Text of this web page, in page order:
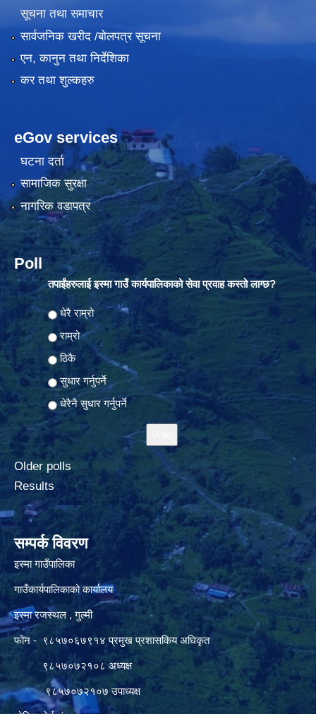
सूचना तथा समाचार
सार्वजनिक खरीद /बोलपत्र सूचना
एन, कानुन तथा निर्देशिका
कर तथा शुल्कहरु
eGov services
घटना दर्ता
सामाजिक सुरक्षा
नागरिक वडापत्र
Poll
तपाईंहरुलाई इस्मा गाउँ कार्यपालिकाको सेवा प्रवाह कस्तो लाग्छ?
Choices
धेरै राम्रो
राम्रो
ठिकै
सुधार गर्नुपर्ने
धेरैनै सुधार गर्नुपर्ने
Older polls
Results
सम्पर्क विवरण
इस्मा गाउँपालिका
गाउँकार्यपालिकाको कार्यालय
इस्मा रजस्थल , गुल्मी
फोन - ९८५७०६७९१४ प्रमुख प्रशासकिय अधिकृत
९८५७०७२१०८ अध्यक्ष
९८५७०७२१०७ उपाध्यक्ष